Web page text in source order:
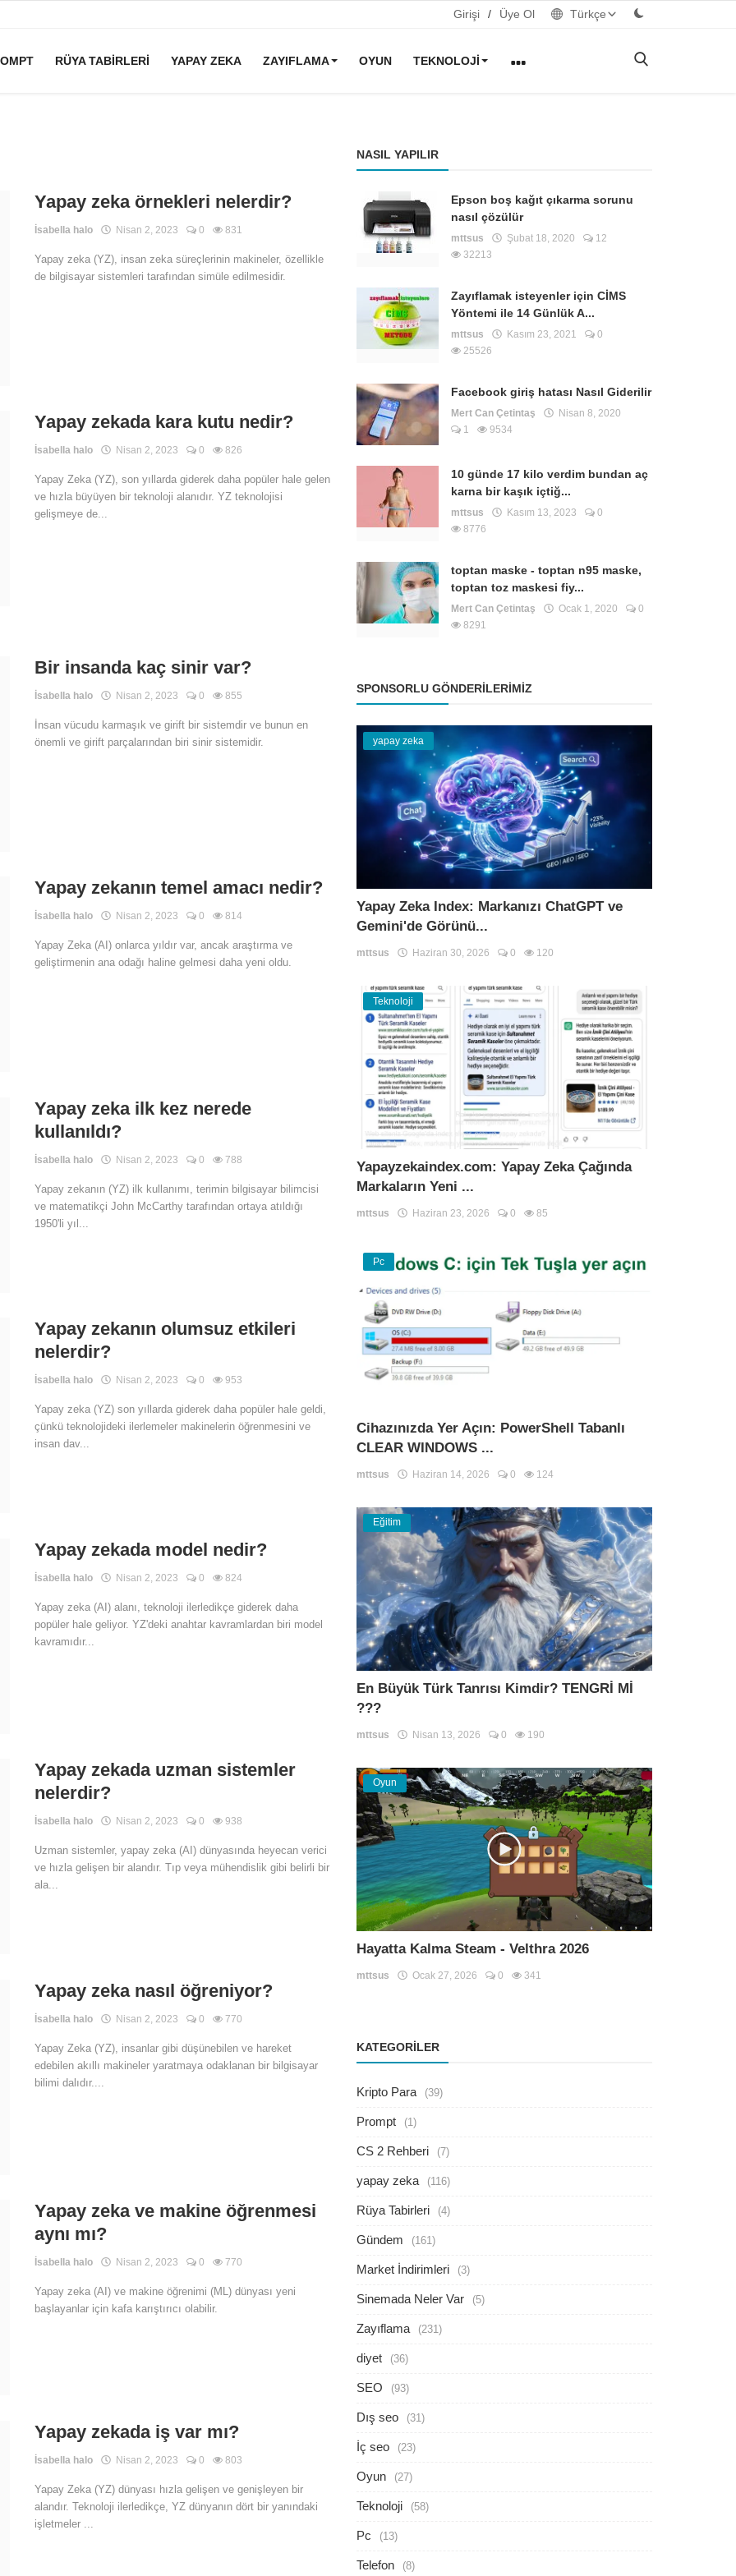
Girişi / Üye Ol Türkçe
RÜYA TABIRLERI YAPAY ZEKA ZAYIFLAMA OYUN TEKNOLOJI
Yapay zeka örnekleri nelerdir?
İsabella halo Nisan 2, 2023 0 831
Yapay zeka (YZ), insan zeka süreçlerinin makineler, özellikle
de bilgisayar sistemleri tarafından simüle edilmesidir.
Yapay zekada kara kutu nedir?
İsabella halo Nisan 2, 2023 0 826
Yapay Zeka (YZ), son yıllarda giderek daha popüler hale gelen
ve hızla büyüyen bir teknoloji alanıdır. YZ teknolojisi
gelişmeye de...
Bir insanda kaç sinir var?
İsabella halo Nisan 2, 2023 0 855
İnsan vücudu karmaşık ve girift bir sistemdir ve bunun en
önemli ve girift parçalarından biri sinir sistemidir.
Yapay zekanın temel amacı nedir?
İsabella halo Nisan 2, 2023 0 814
Yapay Zeka (AI) onlarca yıldır var, ancak araştırma ve
geliştirmenin ana odağı haline gelmesi daha yeni oldu.
Yapay zeka ilk kez nerede
kullanıldı?
İsabella halo Nisan 2, 2023 0 788
Yapay zekanın (YZ) ilk kullanımı, terimin bilgisayar bilimcisi
ve matematikçi John McCarthy tarafından ortaya atıldığı
1950'li yıl...
Yapay zekanın olumsuz etkileri
nelerdir?
İsabella halo Nisan 2, 2023 0 953
Yapay zeka (YZ) son yıllarda giderek daha popüler hale geldi,
çünkü teknolojideki ilerlemeler makinelerin öğrenmesini ve
insan dav...
Yapay zekada model nedir?
İsabella halo Nisan 2, 2023 0 824
Yapay zeka (AI) alanı, teknoloji ilerledikçe giderek daha
popüler hale geliyor. YZ'deki anahtar kavramlardan biri model
kavramıdır...
Yapay zekada uzman sistemler
nelerdir?
İsabella halo Nisan 2, 2023 0 938
Uzman sistemler, yapay zeka (AI) dünyasında heyecan verici
ve hızla gelişen bir alandır. Tıp veya mühendislik gibi belirli bir
ala...
Yapay zeka nasıl öğreniyor?
İsabella halo Nisan 2, 2023 0 770
Yapay Zeka (YZ), insanlar gibi düşünebilen ve hareket
edebilen akıllı makineler yaratmaya odaklanan bir bilgisayar
bilimi dalıdır....
Yapay zeka ve makine öğrenmesi
aynı mı?
İsabella halo Nisan 2, 2023 0 770
Yapay zeka (AI) ve makine öğrenimi (ML) dünyası yeni
başlayanlar için kafa karıştırıcı olabilir.
Yapay zekada iş var mı?
İsabella halo Nisan 2, 2023 0 803
Yapay Zeka (YZ) dünyası hızla gelişen ve genişleyen bir
alandır. Teknoloji ilerledikçe, YZ dünyanın dört bir yanındaki
işletmeler ...
NASIL YAPILIR
Epson boş kağıt çıkarma sorunu
nasıl çözülür
mttsus Şubat 18, 2020
12
32213
Zayıflamak isteyenler için CİMS
Yöntemi ile 14 Günlük A...
mttsus Kasım 23, 2021
0
25526
Facebook giriş hatası Nasıl Giderilir
Mert Can Çetintaş
Nisan 8, 2020
1
9534
10 günde 17 kilo verdim bundan aç
karna bir kaşık içtiğ...
mttsus Kasım 13, 2023
0
8776
toptan maske - toptan n95 maske,
toptan toz maskesi fiy...
Mert Can Çetintaş Ocak 1, 2020
0
8291
SPONSORLU GÖNDERILERIMIZ
yapay zeka
Yapay Zeka Index: Markanızı ChatGPT ve
Gemini'de Görünü...
mttsus Haziran 30, 2026 0 120
Teknoloji
Yapayzekaindex.com: Yapay Zeka Çağında
Markaların Yeni ...
mttsus Haziran 23, 2026 0 85
Pc
Cihazınızda Yer Açın: PowerShell Tabanlı
CLEAR WINDOWS ...
mttsus Haziran 14, 2026 0 124
Eğitim
En Büyük Türk Tanrısı Kimdir? TENGRİ Mİ
???
mttsus Nisan 13, 2026 0 190
Oyun
Hayatta Kalma Steam - Velthra 2026
mttsus Ocak 27, 2026 0 341
KATEGORILER
Kripto Para (39)
Prompt (1)
CS 2 Rehberi (7)
yapay zeka (116)
Rüya Tabirleri (4)
Gündem (161)
Market İndirimleri (3)
Sinemada Neler Var (5)
Zayıflama (231)
diyet (36)
SEO (93)
Dış seo (31)
İç seo (23)
Oyun (27)
Teknoloji (58)
Pc (13)
Telefon (8)